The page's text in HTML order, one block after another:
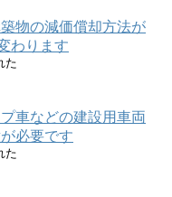
物の減価償却方法が
わります
た
車などの建設用車両
必要です
た